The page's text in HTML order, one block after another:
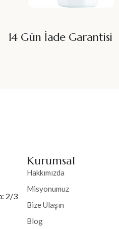
14 Gün İade Garantisi
2/3
Kurumsal
Hakkımızda
Misyonumuz
Bize Ulaşın
Blog